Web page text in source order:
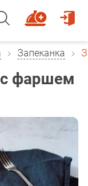
Запеканка
с фаршем